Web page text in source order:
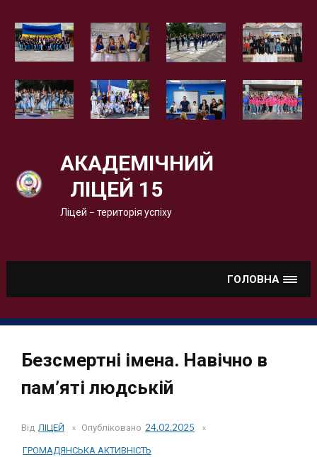
АКАДЕМІЧНИЙ
ЛІЦЕЙ 15
Ліцей – територія успіху
ГОЛОВНА
Безсмертні імена. Навічно в
пам’яті людській
Від ЛІЦЕЙ Опубліковано 24.02.2025
ГРОМАДЯНСЬКА АКТИВНІСТЬ